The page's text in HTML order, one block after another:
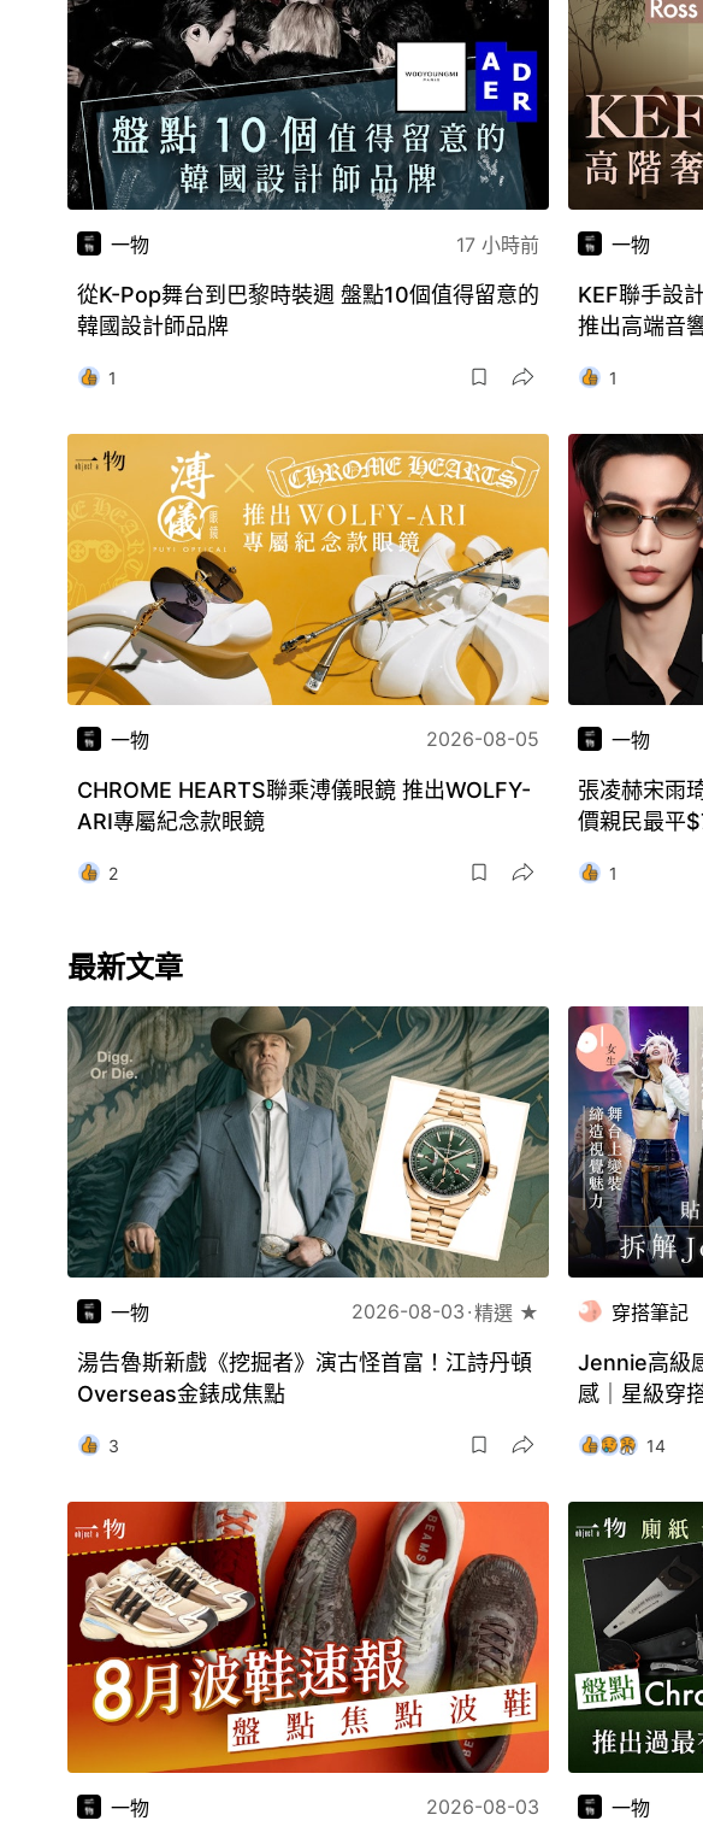
一物 17 小時前
從K-Pop舞台到巴黎時裝週 盤點10個值得留意的
韓國設計師品牌
1
一物
KEF聯手設
推出高端音
1
一物 2026-08-05
CHROME HEARTS聯乘溥儀眼鏡 推出WOLFY-
ARI專屬紀念款眼鏡
2
一物
張凌赫宋雨
價親民最平
1
最新文章
一物 2026-08-03 精選 ★
湯告魯斯新戲《挖掘者》演古怪首富！江詩丹頓
Overseas金錶成焦點
3
穿搭筆記
Jennie高級
感｜星級穿
14
一物 2026-08-03 一物